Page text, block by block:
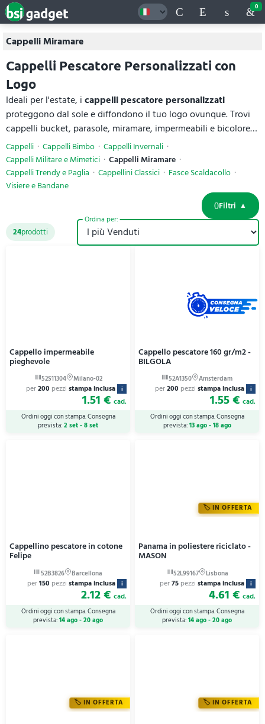
0
Cappelli Miramare
Cappelli Pescatore Personalizzati con
Logo
Ideali per l'estate, icappelli pescatore personalizzati
proteggono dal sole e diffondono il tuo logo ovunque. Trovi
cappelli bucket, parasole, miramare, impermeabili e bicolore
in cotone, poliestere, fibre sintetiche, poliammide e spandex,
spugna riciclata e carta. Con modelli leggeri con grammature
da 160, fino a quelli di qualità da 285 g/m². Grazie alla
generosa area di stampa sono un ottimo strumento
trovi materiali e
specifiche tecniche complete, con prezzi online.
Cappelli Cappelli Bimbo
Cappelli Invernali
Cappelli Militare e Mimetici
Cappelli Miramare
Cappelli Trendy e Paglia
Cappellini Classici
Fasce Scaldacollo
Visiere e Bandane
Filtri
24prodotti
Ordina per:
Cappello impermeabile
pieghevole
per200 pezzi stampa inclusa i
1.51 € cad.
Ordini oggi con stampa. Consegna
prevista:2 set - 8 set
Cappello pescatore 160 gr/m2 -
BILGOLA
per200 pezzi stampa inclusa i
1.55 € cad.
Ordini oggi con stampa. Consegna
prevista:13 ago - 18 ago
Cappellino pescatore in cotone
Felipe
per150 pezzi stampa inclusa i
2.12 € cad.
Ordini oggi con stampa. Consegna
prevista:14 ago - 20 ago
IN OFFERTA
Panama in poliestere riciclato -
MASON
per75 pezzi stampa inclusa i
4.61 € cad.
Ordini oggi con stampa. Consegna
prevista:14 ago - 20 ago
IN OFFERTA IN OFFERTA